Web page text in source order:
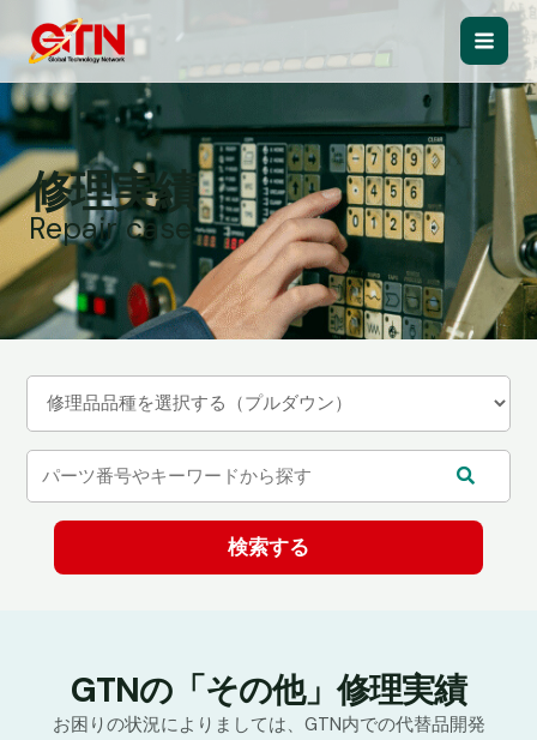
ス
キ
ッ
プ
Main
修理実績
Repair case
GTNの「その他」修理実績
お困りの状況によりましては、GTN内での代替品開発